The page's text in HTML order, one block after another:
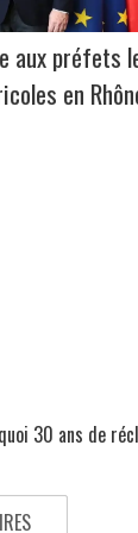
aux préfets
en
30 ans de